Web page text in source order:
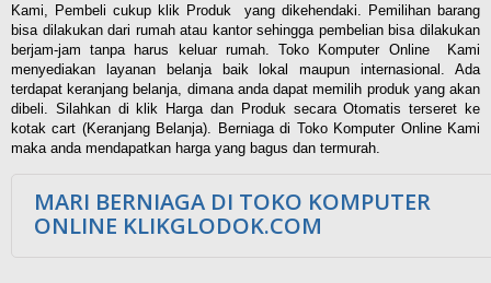
Kami, Pembeli cukup klik Produk yang dikehendaki. Pemilihan barang
bisa dilakukan dari rumah atau kantor sehingga pembelian bisa dilakukan
berjam-jam tanpa harus keluar rumah. Toko Komputer Online Kami
menyediakan layanan belanja baik lokal maupun internasional. Ada
terdapat keranjang belanja, dimana anda dapat memilih produk yang akan
dibeli. Silahkan di klik Harga dan Produk secara Otomatis terseret ke
kotak cart (Keranjang Belanja). Berniaga di Toko Komputer Online Kami
maka anda mendapatkan harga yang bagus dan termurah.
MARI BERNIAGA DI TOKO KOMPUTER
ONLINE KLIKGLODOK.COM